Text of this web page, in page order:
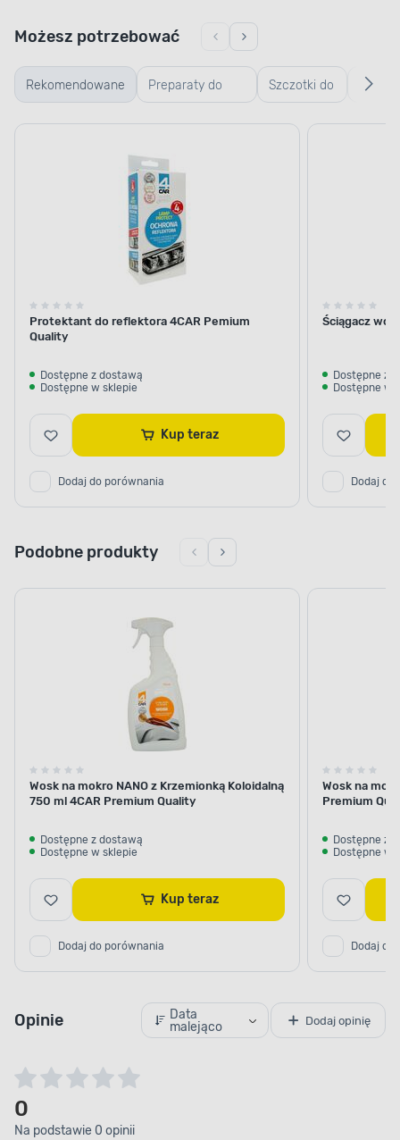
Rekomendowane Preparaty do
regeneracji
reflektorów i
lamp
samochodowych
Szczotki do
mycia do
Możesz potrzebować
Protektant do reflektora 4CAR Pemium
Quality
Dostępne z dostawą
Dostępne w sklepie
Kup teraz
Dodaj do porównania
Ściągacz
Dostępne z
Dostępne w
Dodaj do
Podobne produkty
Wosk na mokro NANO z Krzemionką Koloidalną
750 ml 4CAR Premium Quality
Dostępne z dostawą
Dostępne w sklepie
Kup teraz
Dodaj do porównania
Wosk na
Premium
Dostępne z
Dostępne w
Dodaj do
Opinie
Data
malejąco
Dodaj opinię
0
Na podstawie 0 opinii